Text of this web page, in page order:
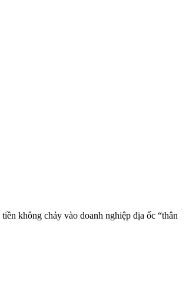
không chảy vào doanh nghiệp địa ốc “thân